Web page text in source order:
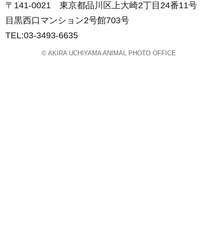
〒141-0021 東京都品川区上大崎2丁目24番11号
目黒西口マンション2号館703号
TEL:03-3493-6635
© AKIRA UCHIYAMA ANIMAL PHOTO OFFICE